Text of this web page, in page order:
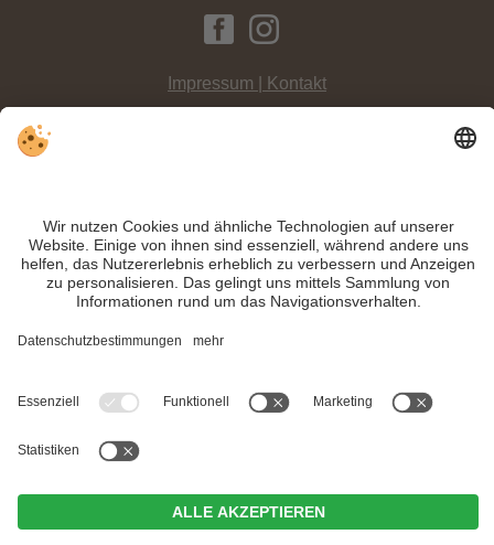
Impressum | Kontakt
INFO:Ob Fango, Moor oder Ton -Heilerde ist gesund. Warum nicht im
auftreten. Wir übernehmen keine Gewähr für die Richtigkeit und Vollständigkeit
Informieren Sie sich sicherheitshalber nochmals beim Veranstalter vor Ort über